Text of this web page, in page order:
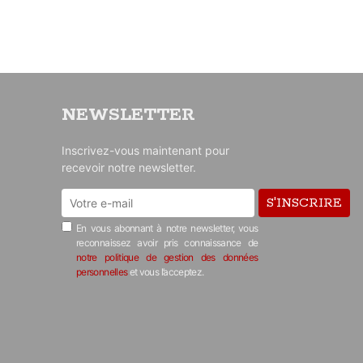
NEWSLETTER
Inscrivez-vous maintenant pour
recevoir notre newsletter.
S'INSCRIRE
En vous abonnant à notre newsletter, vous
reconnaissez avoir pris connaissance de
notre politique de gestion des données
personnelleset vous l’acceptez.